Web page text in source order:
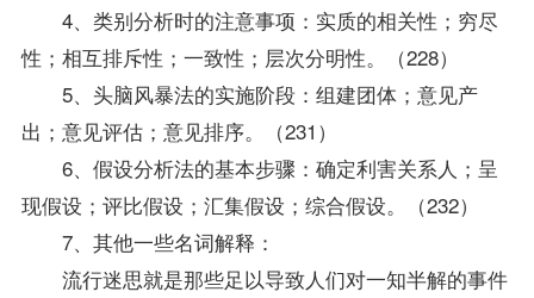
4、类别分析时的注意事项：实质的相关性；穷尽
性；相互排斥性；一致性；层次分明性。（228）
5、头脑风暴法的实施阶段：组建团体；意见产
出；意见评估；意见排序。（231）
6、假设分析法的基本步骤：确定利害关系人；呈
现假设；评比假设；汇集假设；综合假设。（232）
7、其他一些名词解释：
流行迷思就是那些足以导致人们对一知半解的事件